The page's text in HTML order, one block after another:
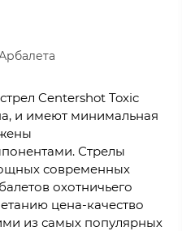
Centershot Toxic
и имеют минимальная
Стрелы
современных
охотничьего
цена-качество
из самых популярных